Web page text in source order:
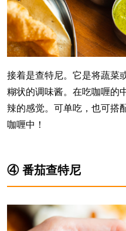
接着是查特尼。它是将蔬菜
糊状的调味酱。在吃咖喱的
辣的感觉。可单吃，也可搭
咖喱中！
④ 番茄查特尼